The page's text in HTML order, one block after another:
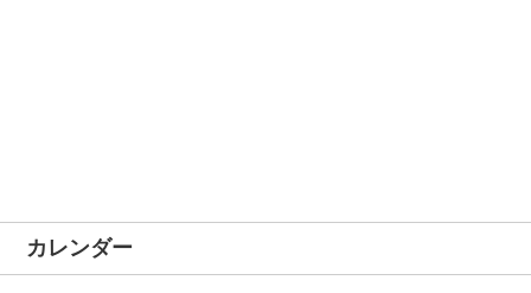
カレンダー